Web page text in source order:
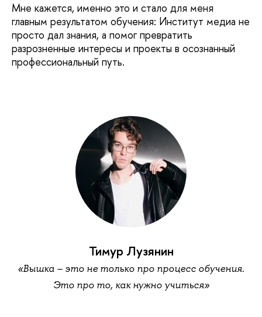
Мне кажется, именно это и стало для меня
главным результатом обучения: Институт медиа не
просто дал знания, а помог превратить
разрозненные интересы и проекты в осознанный
профессиональный путь.
Тимур Лузянин
«Вышка – это не только про процесс обучения.
Это про то, как нужно учиться»